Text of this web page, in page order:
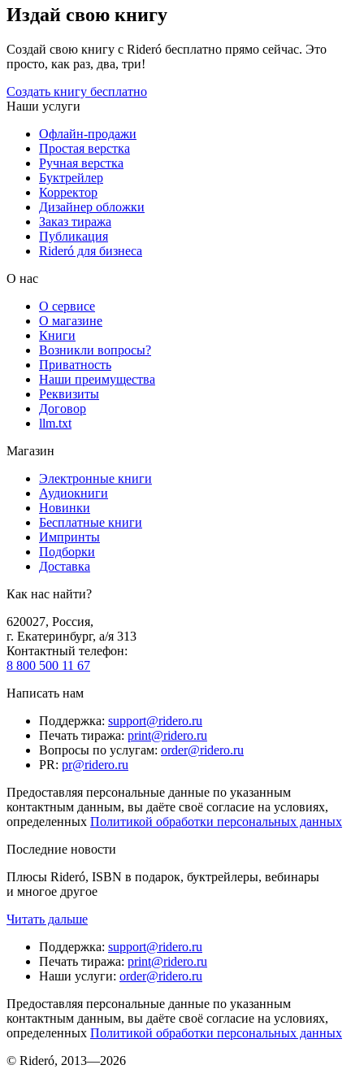
Издай свою книгу
Создай свою книгу с Rideró бесплатно прямо сейчас. Это
просто, как раз, два, три!
Создать книгу бесплатно
Наши услуги
Офлайн-продажи
Простая верстка
Ручная верстка
Буктрейлер
Корректор
Дизайнер обложки
Заказ тиража
Публикация
Rideró для бизнеса
О нас
О сервисе
О магазине
Книги
Возникли вопросы?
Приватность
Наши преимущества
Реквизиты
Договор
llm.txt
Магазин
Электронные книги
Аудиокниги
Новинки
Бесплатные книги
Импринты
Подборки
Доставка
Как нас найти?
620027, Россия,
г. Екатеринбург, а/я 313
Контактный телефон:
8 800 500 11 67
Написать нам
Поддержка: support@ridero.ru
Печать тиража: print@ridero.ru
Вопросы по услугам: order@ridero.ru
PR: pr@ridero.ru
Предоставляя персональные данные по указанным
контактным данным, вы даёте своё согласие на условиях,
определенных Политикой обработки персональных данных
Последние новости
Плюсы Rideró, ISBN в подарок, буктрейлеры, вебинары
и многое другое
Читать дальше
Поддержка: support@ridero.ru
Печать тиража: print@ridero.ru
Наши услуги: order@ridero.ru
Предоставляя персональные данные по указанным
контактным данным, вы даёте своё согласие на условиях,
определенных Политикой обработки персональных данных
© Rideró, 2013—2026